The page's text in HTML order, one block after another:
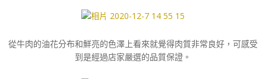
從牛肉的油花分布和鮮亮的色澤上看來就覺得肉質非常良好，可感受
到是經過店家嚴選的品質保證。